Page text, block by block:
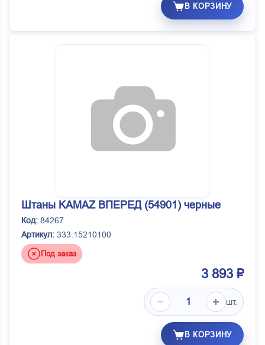
В КОРЗИНУ
Штаны KAMAZ ВПЕРЕД (54901) черные
Код: 84267
Артикул: 333.15210100
Под заказ
3 893 ₽
шт.
В КОРЗИНУ